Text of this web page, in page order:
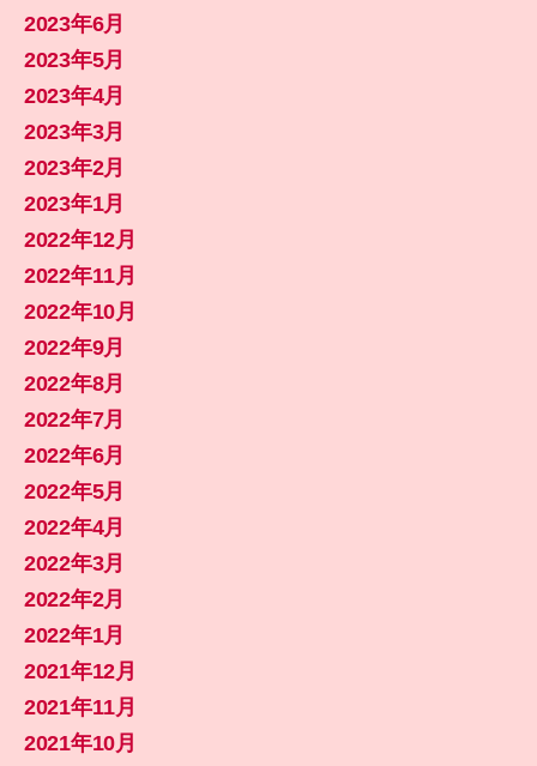
2023年6月
2023年5月
2023年4月
2023年3月
2023年2月
2023年1月
2022年12月
2022年11月
2022年10月
2022年9月
2022年8月
2022年7月
2022年6月
2022年5月
2022年4月
2022年3月
2022年2月
2022年1月
2021年12月
2021年11月
2021年10月